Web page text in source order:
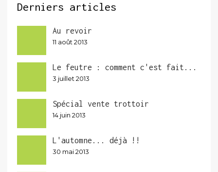
Derniers articles
Au revoir
11 août 2013
Le feutre : comment c'est fait...
3 juillet 2013
Spécial vente trottoir
14 juin 2013
L'automne... déjà !!
30 mai 2013